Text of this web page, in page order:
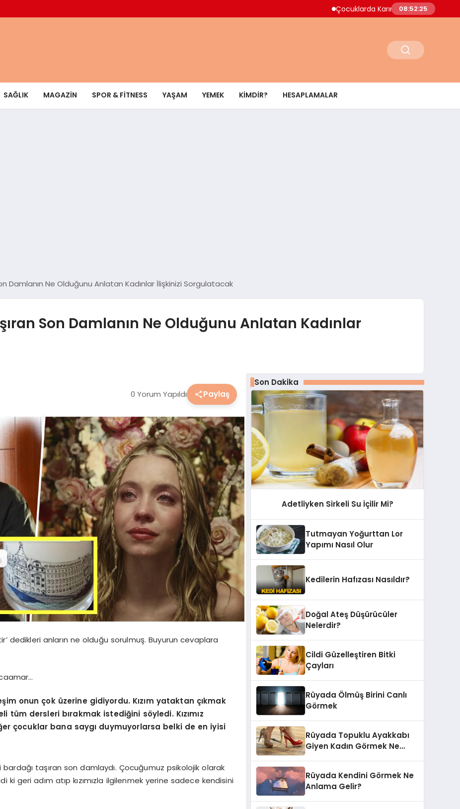
Çocuklarda Karın Ağrısı Ne Zaman Acil
08:52:26
SAĞLIK MAGAZIN SPOR & FITNESS YAŞAM YEMEK KIMDIR? HESAPLAMALAR
Damlanın Ne Olduğunu Anlatan Kadınlar İlişkinizi Sorgulatacak
Son Damlanın Ne Olduğunu Anlatan Kadınlar
0 Yorum Yapıldı Paylaş
dedikleri anların ne olduğu sorulmuş. Buyurun cevaplara
eşim onun çok üzerine gidiyordu. Kızım yataktan çıkmak
tüm dersleri bırakmak istediğini söyledi. Kızımız
çocuklar bana saygı duymuyorlarsa belki de en iyisi
bardağı taşıran son damlaydı. Çocuğumuz psikolojik olarak
geri adım atıp kızımızla ilgilenmek yerine sadece kendisini
Son Dakika
Adetliyken Sirkeli Su İçilir Mi?
Tutmayan Yoğurttan Lor
Yapımı Nasıl Olur
Kedilerin Hafızası Nasıldır?
Doğal Ateş Düşürücüler
Nelerdir?
Cildi Güzelleştiren Bitki
Çayları
Rüyada Ölmüş Birini Canlı
Görmek
Rüyada Topuklu Ayakkabı
Giyen Kadın Görmek Ne
Rüyada Kendini Görmek Ne
Anlama Gelir?